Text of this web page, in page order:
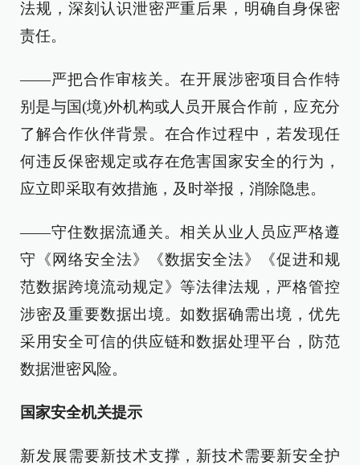
法规，深刻认识泄密严重后果，明确自身保密
责任。
——严把合作审核关。在开展涉密项目合作特
别是与国(境)外机构或人员开展合作前，应充分
了解合作伙伴背景。在合作过程中，若发现任
何违反保密规定或存在危害国家安全的行为，
应立即采取有效措施，及时举报，消除隐患。
——守住数据流通关。相关从业人员应严格遵
守《网络安全法》《数据安全法》《促进和规
范数据跨境流动规定》等法律法规，严格管控
涉密及重要数据出境。如数据确需出境，优先
采用安全可信的供应链和数据处理平台，防范
数据泄密风险。
国家安全机关提示
新发展需要新技术支撑，新技术需要新安全护